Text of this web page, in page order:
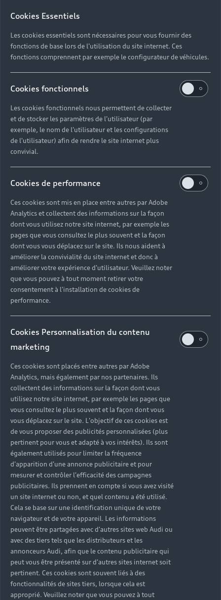
Cookies Essentiels
Les cookies essentiels sont nécessaires pour vous fournir des
fonctions de base lors de l'utilisation du site internet. Ces
fonctions comprennent par exemple le configurateur de véhicules.
Cookies fonctionnels
Les cookies fonctionnels nous permettent de collecter
et de stocker les paramètres de l'utilisateur (par
exemple, le nom de l'utilisateur et les configurations
de l'utilisateur) afin de rendre le site internet plus
convivial.
Cookies de performance
Ces cookies sont mis en place entre autres par Adobe
Analytics et collectent des informations sur la façon
dont vous utilisez notre site internet, par exemple les
pages que vous consultez le plus souvent et la façon
dont vous vous déplacez sur le site. Ils nous aident à
améliorer la convivialité du site internet et donc à
améliorer votre expérience d'utilisateur. Veuillez noter
que vous pouvez à tout moment retirer votre
consentement à l'installation de cookies de
performance.
Cookies Personnalisation du contenu
marketing
Ces cookies sont placés entre autres par Adobe
Analytics, mais également par nos partenaires. Ils
collectent des informations sur la façon dont vous
utilisez notre site internet, par exemple les pages que
vous consultez le plus souvent et la façon dont vous
vous déplacez sur le site. L'objectif de ces cookies est
de vous proposer des publicités personnalisées (plus
pertinent pour vous et adapté à vos intérêts). Ils sont
également utilisés pour limiter la fréquence
d'apparition d'une annonce publicitaire et pour
mesurer et contrôler l'efficacité des campagnes
publicitaires. Ils prennent en compte si vous avez visité
un site internet ou non, et quel contenu a été utilisé.
Cela se base sur une identification unique de votre
navigateur et de votre appareil. Les informations
peuvent être partagées avec d'autres sites web Audi ou
avec des tiers tels que les distributeurs et les
annonceurs Audi, afin que le contenu publicitaire qui
peut vous être présenté sur d'autres sites internet soit
pertinent. Ces cookies sont souvent liés à des
fonctionnalités de sites tiers, lorsque cela est
approprié. Veuillez noter que vous pouvez à tout